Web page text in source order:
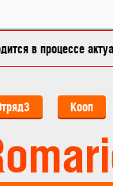
в процессе
Кооп